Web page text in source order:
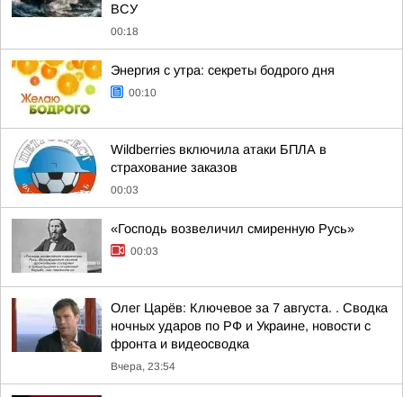
ВСУ
00:18
Энергия с утра: секреты бодрого дня
00:10
Wildberries включила атаки БПЛА в
страхование заказов
00:03
«Господь возвеличил смиренную Русь»
00:03
Олег Царёв: Ключевое за 7 августа. . Сводка
ночных ударов по РФ и Украине, новости с
фронта и видеосводка
Вчера, 23:54